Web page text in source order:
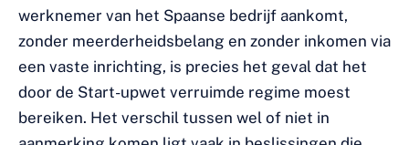
werknemer van het Spaanse bedrijf aankomt,
zonder meerderheidsbelang en zonder inkomen via
een vaste inrichting, is precies het geval dat het
door de Start-upwet verruimde regime moest
bereiken. Het verschil tussen wel of niet in